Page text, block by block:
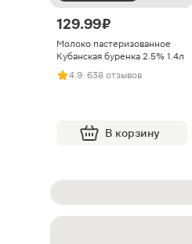
129.99 ₽
Молоко пастеризованное
Кубанская буренка 2.5% 1.4л
4.9· 638 отзывов
В корзину